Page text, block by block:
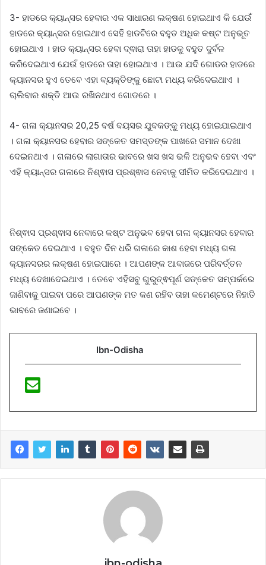
3- ହାଡରେ କ୍ୟାନ୍ସର ହେବାର ଏକ ସାଧାରଣ ଲକ୍ଷଣ ହୋଇଥାଏ କି ଯେଉଁ
ହାଡରେ କ୍ୟାନ୍ସର ହୋଇଥାଏ ସେହି ହାଡଟିରେ ବହୁତ ଅଧିକ କଷ୍ଟ ଅନୁଭୂତ
ହୋଇଥାଏ । ହାଡ କ୍ୟାନ୍ସର ହେବା ଦ୍ଵାରା ତାହା ହାଡକୁ ବହୁତ ଦୁର୍ବଳ
କରିଦେଇଥାଏ ଯେଉଁ ହାଡରେ ତାହା ହୋଇଥାଏ । ଆଉ ଯଦି ଗୋଡର ହାଡରେ
କ୍ୟାନସର ହୁଏ ତେବେ ଏହା ବ୍ୟକ୍ତିଙ୍କୁ ଛୋଟା ମଧ୍ୟ କରିଦେଇଥାଏ ।
ଚାଲିବାର ଶକ୍ତି ଆଉ ରଖିନଥାଏ ଗୋଡରେ ।
4- ଗଳା କ୍ୟାନସର 20,25 ବର୍ଷ ବୟସର ଯୁବକଙ୍କୁ ମଧ୍ୟ ହୋଇଯାଇଥାଏ
। ଗଳା କ୍ୟାନସର ହେବାର ସଙ୍କେତ ସମସ୍ତଙ୍କ ପାଖରେ ସମାନ ଦେଖା
ଦେଇନଥାଏ । ଗଳାରେ ଲାଗାତାର ଭାବରେ ଖସ ଖସ ଭଳି ଅନୁଭବ ହେବା ଏବଂ
ଏହି କ୍ୟାନ୍ସର ଗଳାରେ ନିଶ୍ଵାସ ପ୍ରଶ୍ଵାସ ନେବାକୁ ସୀମିତ କରିଦେଇଥାଏ ।
ନିଶ୍ଵାସ ପ୍ରଶ୍ଵାସ ନେବାରେ କଷ୍ଟ ଅନୁଭବ ହେବା ଗଳା କ୍ୟାନସର ହେବାର
ସଙ୍କେତ ଦେଇଥାଏ । ବହୁତ ଦିନ ଧରି ଗଳାରେ କାଶ ହେବା ମଧ୍ୟ ଗଳା
କ୍ୟାନସରର ଲକ୍ଷଣ ହୋଇପାରେ । ଆପଣଙ୍କ ଆବାଜରେ ପରିବର୍ତ୍ତନ
ମଧ୍ୟ ଦେଖାଦେଇଥାଏ । ତେବେ ଏହିସବୁ ଗୁରୁତ୍ଵପୂର୍ଣ ସଙ୍କେତ ସମ୍ପର୍କରେ
ଜାଣିବାକୁ ପାଇବା ପରେ ଆପଣଙ୍କ ମତ କଣ ରହିବ ତାହା କମେଣ୍ଟରେ ନିହାତି
ଭାବରେ ଜଣାଇବେ ।
Ibn-Odisha